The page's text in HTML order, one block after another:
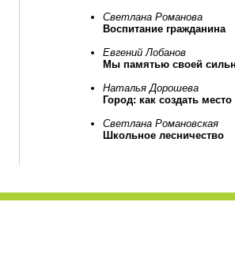
Светлана Романова
Воспитание гражданина
Евгений Лобанов
Мы памятью своей
Наталья Дорошева
Город: как создать
Светлана Романовская
Школьное лесничество